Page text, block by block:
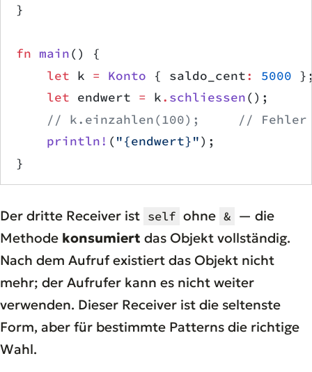
}
fn main() {
    let
k = Konto { saldo_cent: 5000
    let
endwert = k. schliessen();
// k.einzahlen(100);     //
    println!
( "{endwert}");
}
Der dritte Receiver ist self ohne & — die
Methode konsumiert das Objekt vollständig.
Nach dem Aufruf existiert das Objekt nicht
mehr; der Aufrufer kann es nicht weiter
verwenden. Dieser Receiver ist die seltenste
Form, aber für bestimmte Patterns die richtige
Wahl.